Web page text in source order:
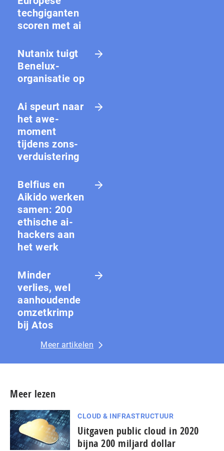
techgiganten
scoren met ai
Nutanix tuigt
Benelux-
organisatie op
Ai speurt naar
het awe-
moment
tijdens zons­
ver­duis­te­ring
Belfius en
Aikido werken
samen: 200
ethische ai-
hackers aan
het werk
Minder
verlies, wel
aanhoudende
omzetkrimp
bij Atos
Meer artikelen
Meer lezen
CLOUD & INFRASTRUCTUUR
Uitgaven public cloud in 2020
bijna 200 miljard dollar